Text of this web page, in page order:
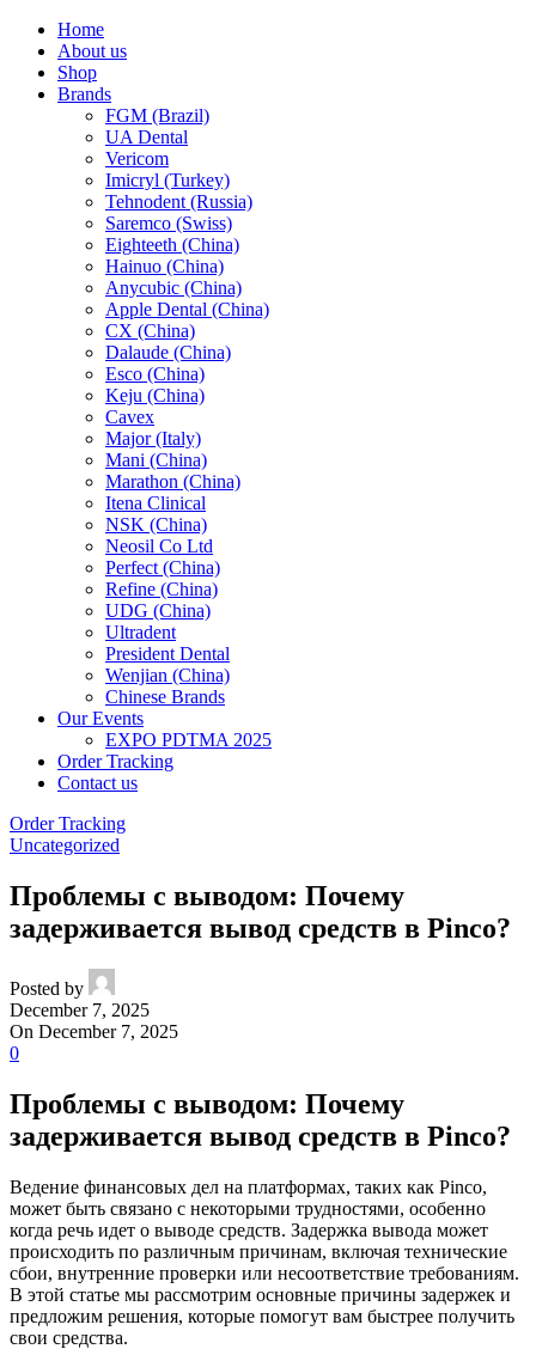
Home
About us
Shop
Brands
FGM (Brazil)
UA Dental
Vericom
Imicryl (Turkey)
Tehnodent (Russia)
Saremco (Swiss)
Eighteeth (China)
Hainuo (China)
Anycubic (China)
Apple Dental (China)
CX (China)
Dalaude (China)
Esco (China)
Keju (China)
Cavex
Major (Italy)
Mani (China)
Marathon (China)
Itena Clinical
NSK (China)
Neosil Co Ltd
Perfect (China)
Refine (China)
UDG (China)
Ultradent
President Dental
Wenjian (China)
Chinese Brands
Our Events
EXPO PDTMA 2025
Order Tracking
Contact us
Order Tracking
Uncategorized
Проблемы с выводом: Почему
задерживается вывод средств в Pinco?
Posted by
December 7, 2025
On December 7, 2025
0
Проблемы с выводом: Почему
задерживается вывод средств в Pinco?
Ведение финансовых дел на платформах, таких как Pinco,
может быть связано с некоторыми трудностями, особенно
когда речь идет о выводе средств. Задержка вывода может
происходить по различным причинам, включая технические
сбои, внутренние проверки или несоответствие требованиям.
В этой статье мы рассмотрим основные причины задержек и
предложим решения, которые помогут вам быстрее получить
свои средства.